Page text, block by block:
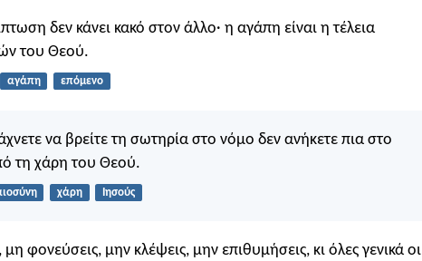
δεν κάνει κακό στον άλλο· η αγάπη είναι η τέλεια
του Θεού.
αγάπη επόμενο
να βρείτε τη σωτηρία στο νόμο δεν ανήκετε πια στο
τη χάρη του Θεού.
χάρη Ιησούς
μη φονεύσεις, μην κλέψεις, μην επιθυμήσεις, κι όλες γενικά οι